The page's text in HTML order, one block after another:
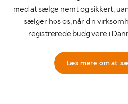
med at sælge nemt og sikkert,
sælger hos os, når din
registrerede budgivere i
Læs mere om at